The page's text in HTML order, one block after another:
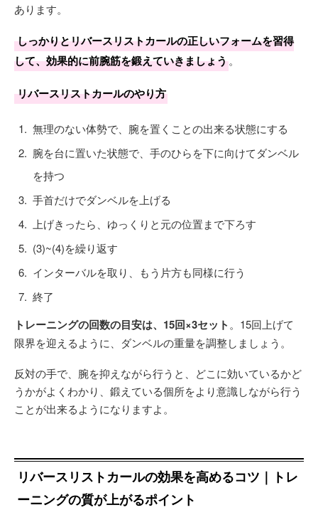
あります。
しっかりとリバースリストカールの正しいフォームを習得
して、効果的に前腕筋を鍛えていきましょう。
リバースリストカールのやり方
無理のない体勢で、腕を置くことの出来る状態にする
腕を台に置いた状態で、手のひらを下に向けてダンベル
を持つ
手首だけでダンベルを上げる
上げきったら、ゆっくりと元の位置まで下ろす
(3)~(4)を繰り返す
インターバルを取り、もう片方も同様に行う
終了
トレーニングの回数の目安は、15回×3セット 。15回上げて
限界を迎えるように、ダンベルの重量を調整しましょう。
反対の手で、腕を抑えながら行うと、どこに効いているかど
うかがよくわかり、鍛えている個所をより意識しながら行う
ことが出来るようになりますよ。
リバースリストカールの効果を高めるコツ｜トレ
ーニングの質が上がるポイント